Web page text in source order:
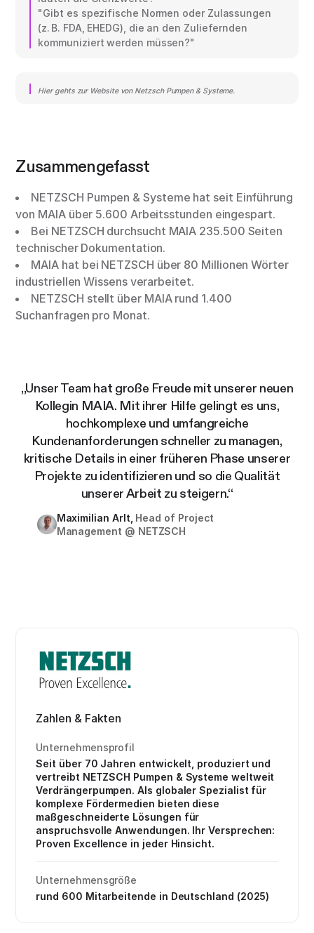
Zahlen & Fakten
Unternehmensprofil
Seit über 70 Jahren entwickelt, produziert und
vertreibt NETZSCH Pumpen & Systeme weltweit
Verdrängerpumpen. Als globaler Spezialist für
komplexe Fördermedien bieten diese
maßgeschneiderte Lösungen für
anspruchsvolle Anwendungen. Ihr Versprechen:
Proven Excellence in jeder Hinsicht.
Unternehmensgröße
rund 600 Mitarbeitende in Deutschland (2025)
"Gibt es spezifische Normen oder Zulassungen
(z. B. FDA, EHEDG), die an den Zuliefernden
kommuniziert werden müssen?"
Hier gehts zur Website von Netzsch Pumpen & Systeme.
Zusammengefasst
NETZSCH Pumpen & Systeme hat seit Einführung
von MAIA über 5.600 Arbeitsstunden eingespart.
Bei NETZSCH durchsucht MAIA 235.500 Seiten
technischer Dokumentation.
MAIA hat bei NETZSCH über 80 Millionen Wörter
industriellen Wissens verarbeitet.
NETZSCH stellt über MAIA rund 1.400
Suchanfragen pro Monat.
„Unser Team hat große Freude mit unserer neuen
Kollegin MAIA. Mit ihrer Hilfe gelingt es uns,
hochkomplexe und umfangreiche
Kundenanforderungen schneller zu managen,
kritische Details in einer früheren Phase unserer
Projekte zu identifizieren und so die Qualität
unserer Arbeit zu steigern.“
Maximilian Arlt, Head of Project
Management @ NETZSCH